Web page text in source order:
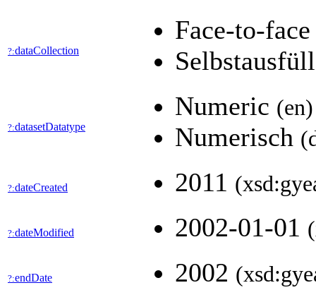
?:dataCollection
Face-to-
?:datasetDatatype
Numeric (en)
Numerisch
?:dateCreated 2011
?:dateModified 2002-01-01
?:endDate 2002